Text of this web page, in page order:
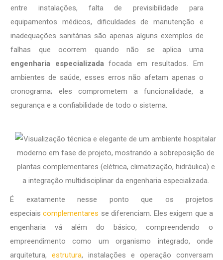
entre instalações, falta de previsibilidade para
equipamentos médicos, dificuldades de manutenção e
inadequações sanitárias são apenas alguns exemplos de
falhas que ocorrem quando não se aplica uma
engenharia especializadafocada em resultados. Em
ambientes de saúde, esses erros não afetam apenas o
cronograma; eles comprometem a funcionalidade, a
segurança e a confiabilidade de todo o sistema.
É exatamente nesse ponto que os projetos
especiaiscomplementares se diferenciam. Eles exigem que a
engenharia vá além do básico, compreendendo o
empreendimento como um organismo integrado, onde
arquitetura, estrutura, instalações e operação conversam